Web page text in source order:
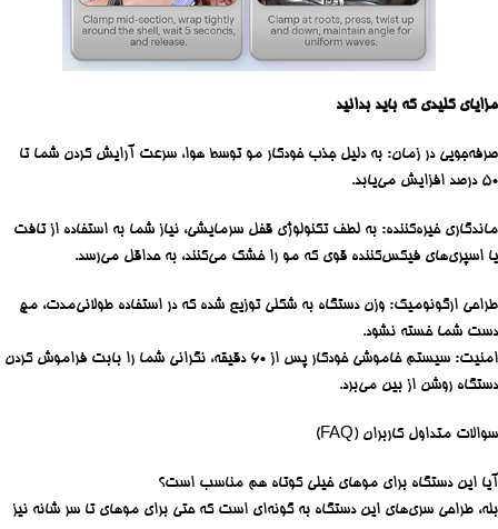
مزایای کلیدی که باید بدانید
صرفه‌جویی در زمان: به دلیل جذب خودکار مو توسط هوا، سرعت آرایش کردن شما تا
۵۰ درصد افزایش می‌یابد.
ماندگاری خیره‌کننده: به لطف تکنولوژی قفل سرمایشی، نیاز شما به استفاده از تافت
یا اسپری‌های فیکس‌کننده قوی که مو را خشک می‌کنند، به حداقل می‌رسد.
طراحی ارگونومیک: وزن دستگاه به شکلی توزیع شده که در استفاده طولانی‌مدت، مچ
دست شما خسته نشود.
امنیت: سیستم خاموشی خودکار پس از ۶۰ دقیقه، نگرانی شما را بابت فراموش کردن
دستگاه روشن از بین می‌برد.
سوالات متداول کاربران (FAQ)
آیا این دستگاه برای موهای خیلی کوتاه هم مناسب است؟
بله، طراحی سری‌های این دستگاه به گونه‌ای است که حتی برای موهای تا سر شانه نیز